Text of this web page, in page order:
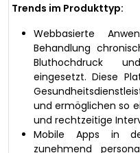
Trends im Produkttyp:
Webbasierte
Behandlung
Bluthochdruck und
eingesetzt. Diese
und ermöglichen so
und rechtzeitige
Mobile Apps in
zunehmend